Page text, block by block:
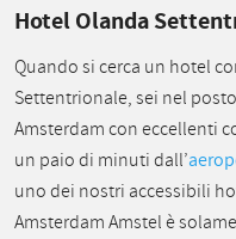
Hotel Olanda
Quando si cerca un hotel
Settentrionale, sei nel
Amsterdam con eccellenti
un paio di minuti dall’
uno dei nostri accessibili
Amsterdam Amstel è